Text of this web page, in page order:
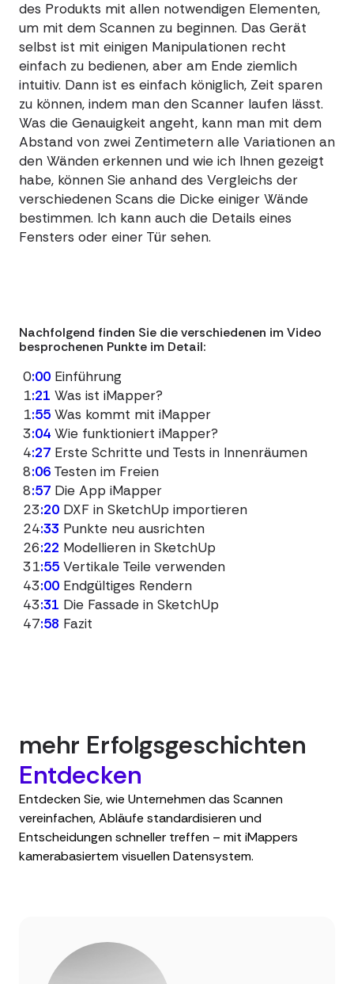
des Produkts mit allen notwendigen Elementen,
um mit dem Scannen zu beginnen. Das Gerät
selbst ist mit einigen Manipulationen recht
einfach zu bedienen, aber am Ende ziemlich
intuitiv. Dann ist es einfach königlich, Zeit sparen
zu können, indem man den Scanner laufen lässt.
Was die Genauigkeit angeht, kann man mit dem
Abstand von zwei Zentimetern alle Variationen an
den Wänden erkennen und wie ich Ihnen gezeigt
habe, können Sie anhand des Vergleichs der
verschiedenen Scans die Dicke einiger Wände
bestimmen. Ich kann auch die Details eines
Fensters oder einer Tür sehen.
Nachfolgend finden Sie die verschiedenen im Video
besprochenen Punkte im Detail:
‍ 0:00 Einführung
‍ 1:21 Was ist iMapper?
‍ 1:55 Was kommt mit iMapper
‍ 3:04 Wie funktioniert iMapper?
‍ 4:27 Erste Schritte und Tests in Innenräumen
‍ 8:06 Testen im Freien
‍ 8:57 Die App iMapper
‍ 23:20 DXF in SketchUp importieren
‍ 24:33 Punkte neu ausrichten
‍ 26:22 Modellieren in SketchUp
‍ 31:55 Vertikale Teile verwenden
‍ 43:00 Endgültiges Rendern
‍ 43:31 Die Fassade in SketchUp
‍ 47:58 Fazit
mehr Erfolgsgeschichten
Entdecken
Entdecken Sie, wie Unternehmen das Scannen
vereinfachen, Abläufe standardisieren und
Entscheidungen schneller treffen – mit iMappers
kamerabasiertem visuellen Datensystem.